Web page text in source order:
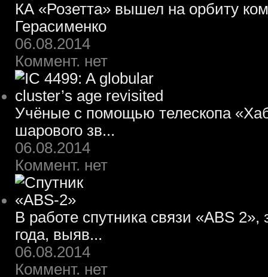
КА «Розетта» вышел на орбиту
Герасименко
06.08.2014
Коммент. нет
Учёные с помощью телескопа
шарового зв...
06.08.2014
Коммент. нет
В работе спутника связи «ABS
года, выяв...
06.08.2014
Коммент. нет